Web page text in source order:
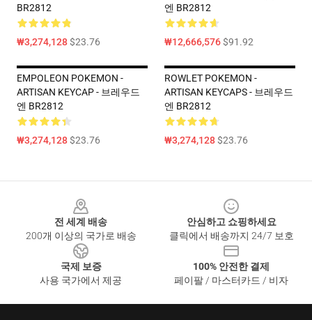
BR2812
₩3,274,128$23.76
엔 BR2812
₩12,666,576$91.92
EMPOLEON POKEMON -
ARTISAN KEYCAP - 브레우드
엔 BR2812
₩3,274,128$23.76
ROWLET POKEMON -
ARTISAN KEYCAPS - 브레우드
엔 BR2812
₩3,274,128$23.76
전 세계 배송
200개 이상의 국가로 배송
안심하고 쇼핑하세요
클릭에서 배송까지 24/7 보호
국제 보증
사용 국가에서 제공
100% 안전한 결제
페이팔 / 마스터카드 / 비자